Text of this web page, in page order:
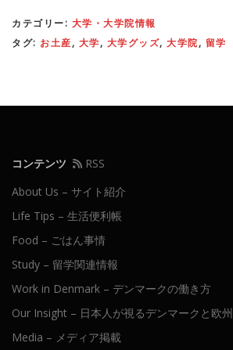
カテゴリー: 大学・大学院情報
タグ: お土産, 大学, 大学グッズ, 大学院, 留学
コンテンツ
RSS
About Us – サイト紹介
Life Tips – 生活便利帳
Food – ごはん事情
Study – 留学関連情報
Work in Denmark – デンマークの働き方
Our Insight – 日本人が視るデンマークと欧州
Media – メディア掲載